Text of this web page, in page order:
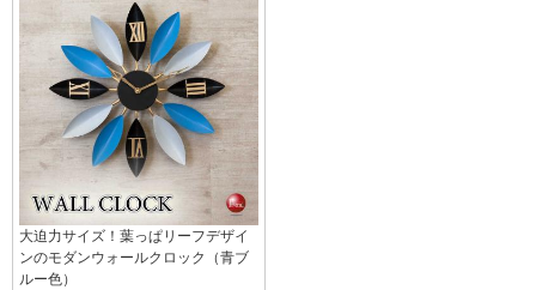
大迫力サイズ！葉っぱリーフデザイ
ンのモダンウォールクロック（青ブ
ルー色）